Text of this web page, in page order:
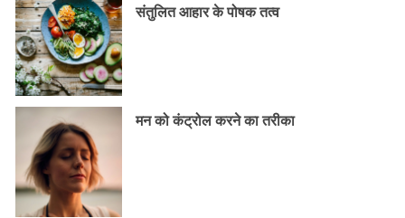
संतुलित आहार के पोषक तत्व
मन को कंट्रोल करने का तरीका